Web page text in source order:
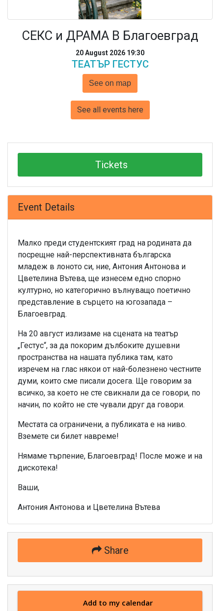
СЕКС и ДРАМА В Благоевград
20 August 2026 19:30
ТЕАТЪР ГЕСТУС
See on map
See all events here
Tickets
Event Details
Малко преди студентският град на родината да
посрещне най-перспективната българска
младеж в лоното си, ние, Антония Антонова и
Цветелина Вътева, ще изнесем едно спорно
културно, но категорично вълнуващо поетично
представление в сърцето на югозапада –
Благоевград.
На 20 август излизаме на сцената на театър
„Гестус“, за да покорим дълбоките душевни
пространства на нашата публика там, като
изречем на глас някои от най-болезнено честните
думи, които сме писали досега. Ще говорим за
всичко, за което не сте свикнали да се говори, по
начин, по който не сте чували друг да говори.
Местата са ограничени, а публиката е на ниво.
Вземете си билет навреме!
Нямаме търпение, Благоевград! После може и на
дискотека!
Ваши,
Антония Антонова и Цветелина Вътева
Share
Add to my calendar